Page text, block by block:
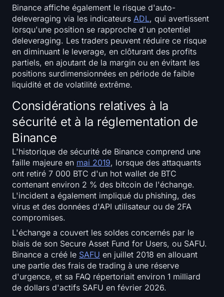
Binance affiche également le risque d'auto-
deleveraging via les indicateurs ADL, qui avertissent
lorsqu'une position se rapproche d'un potentiel
deleveraging. Les traders peuvent réduire ce risque
en diminuant le leverage, en clôturant des profits
partiels, en ajoutant de la margin ou en évitant les
positions surdimensionnées en période de faible
liquidité et de volatilité extrême.
Considérations relatives à la
sécurité et à la réglementation de
Binance
L'historique de sécurité de Binance comprend une
faille majeure en mai 2019, lorsque des attaquants
ont retiré 7 000 BTC d'un hot wallet de BTC
contenant environ 2 % des bitcoin de l'échange.
L'incident a également impliqué du phishing, des
virus et des données d'API utilisateur ou de 2FA
compromises.
L'échange a couvert les soldes concernés par le
biais de son Secure Asset Fund for Users, ou SAFU.
Binance a créé le SAFU en juillet 2018 en allouant
une partie des frais de trading à une réserve
d'urgence, et sa FAQ répertoriait environ 1 milliard
de dollars d'actifs SAFU en février 2026.